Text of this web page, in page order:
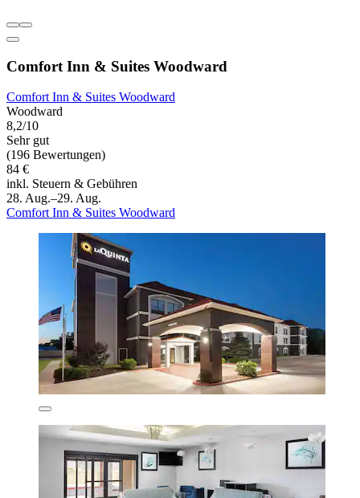
Comfort Inn & Suites Woodward
Comfort Inn & Suites Woodward
Woodward
8,2/10
Sehr gut
(196 Bewertungen)
84 €
inkl. Steuern & Gebühren
28. Aug.–29. Aug.
Comfort Inn & Suites Woodward